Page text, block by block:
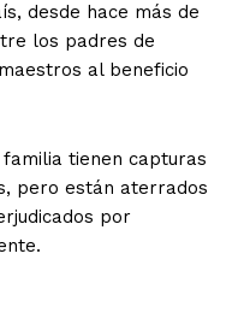
desde hace más de
los padres de
al beneficio
tienen capturas
pero están aterrados
por